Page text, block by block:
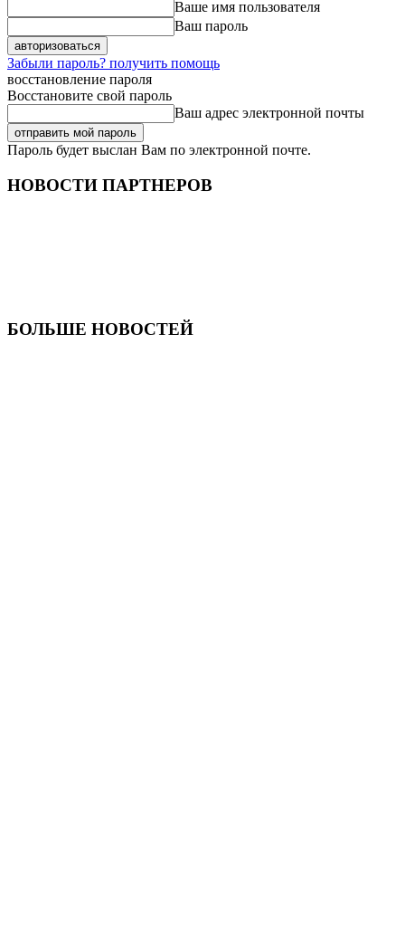
Ваше имя пользователя
Ваш пароль
Забыли пароль? получить помощь
восстановление пароля
Восстановите свой пароль
Ваш адрес электронной почты
Пароль будет выслан Вам по электронной почте.
НОВОСТИ ПАРТНЕРОВ
БОЛЬШЕ НОВОСТЕЙ